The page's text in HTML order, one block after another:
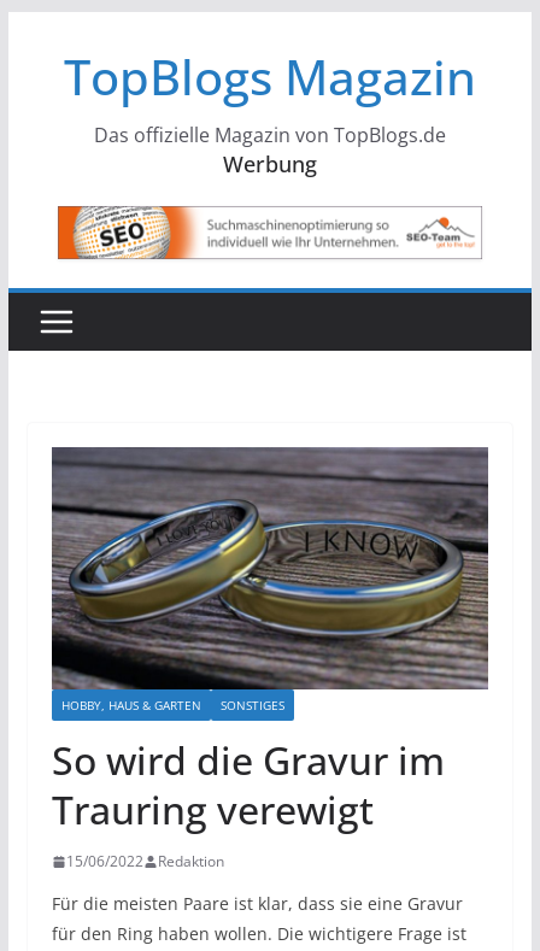
springenTopBlogs Magazin
Das offizielle Magazin von TopBlogs.de
Werbung
HOBBY, HAUS & GARTEN SONSTIGES
So wird die Gravur im
Trauring verewigt
15/06/2022 Redaktion
Für die meisten Paare ist klar, dass sie eine Gravur
für den Ring haben wollen. Die wichtigere Frage ist